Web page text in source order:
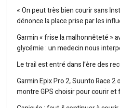
« On peut très bien courir sans
dénonce la place prise par les
Garmin « frise la malhonnêteté »
glycémie : un medecin nous
Le trail est entré dans l’ère des
Garmin Epix Pro 2, Suunto Race 2
montre GPS choisir pour courir et